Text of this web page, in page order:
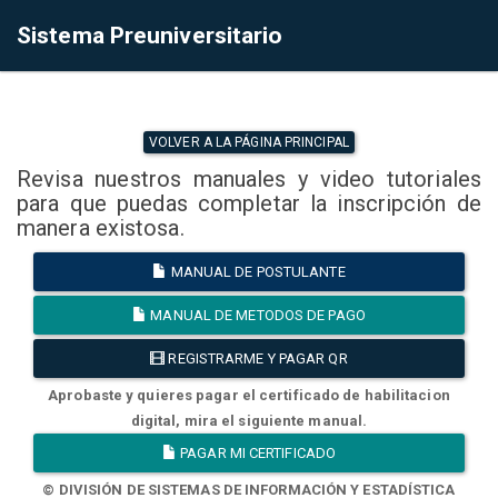
Sistema Preuniversitario
VOLVER A LA PÁGINA PRINCIPAL
Revisa nuestros manuales y video tutoriales
para que puedas completar la inscripción de
manera existosa.
MANUAL DE POSTULANTE
MANUAL DE METODOS DE PAGO
REGISTRARME Y PAGAR QR
Aprobaste y quieres pagar el certificado de habilitacion
digital, mira el siguiente manual.
PAGAR MI CERTIFICADO
© DIVISIÓN DE SISTEMAS DE INFORMACIÓN Y ESTADÍSTICA